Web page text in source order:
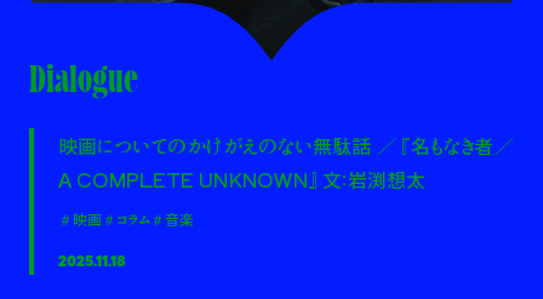
Dialogue
映画についてのかけがえのない無駄話 ／ 『名もなき者／
A COMPLETE UNKNOWN』 文：岩渕想太
＃映画＃コラム＃音楽
2025.11.18